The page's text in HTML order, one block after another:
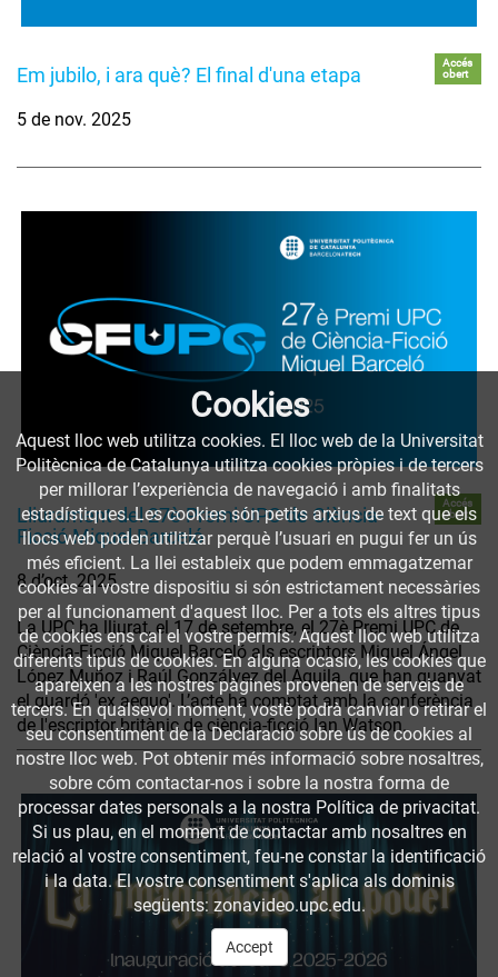
Em jubilo, i ara què? El final d'una etapa
Accés
obert
5 de nov. 2025
Lliurament del 27è Premi UPC de Ciència-
Ficció Miquel Barceló
Accés
obert
8 d’oct. 2025
La UPC ha lliurat, el 17 de setembre, el 27è Premi UPC de
Ciència-Ficció Miquel Barceló als escriptors Miguel Ángel
López Muñoz i Raúl Gonzálvez del Águila, que han guanyat
el guardó 'ex aequo'. L’acte ha comptat amb la conferència
de l'escriptor britànic de ciència-ficció Ian Watson.
Cookies
Aquest lloc web utilitza cookies. El lloc web de la Universitat
Politècnica de Catalunya utilitza cookies pròpies i de tercers
per millorar l’experiència de navegació i amb finalitats
estadístiques. Les cookies són petits arxius de text que els
llocs web poden utilitzar perquè l’usuari en pugui fer un ús
més eficient. La llei estableix que podem emmagatzemar
cookies al vostre dispositiu si són estrictament necessàries
per al funcionament d'aquest lloc. Per a tots els altres tipus
de cookies ens cal el vostre permís. Aquest lloc web utilitza
diferents tipus de cookies. En alguna ocasió, les cookies que
apareixen a les nostres pàgines provenen de serveis de
tercers. En qualsevol moment, vostè podrà canviar o retirar el
seu consentiment de la Declaració sobre ús de cookies al
nostre lloc web. Pot obtenir més informació sobre nosaltres,
sobre cóm contactar-nos i sobre la nostra forma de
processar dates personals a la nostra Política de privacitat.
Si us plau, en el moment de contactar amb nosaltres en
relació al vostre consentiment, feu-ne constar la identificació
i la data. El vostre consentiment s'aplica als dominis
següents: zonavideo.upc.edu.
Accept